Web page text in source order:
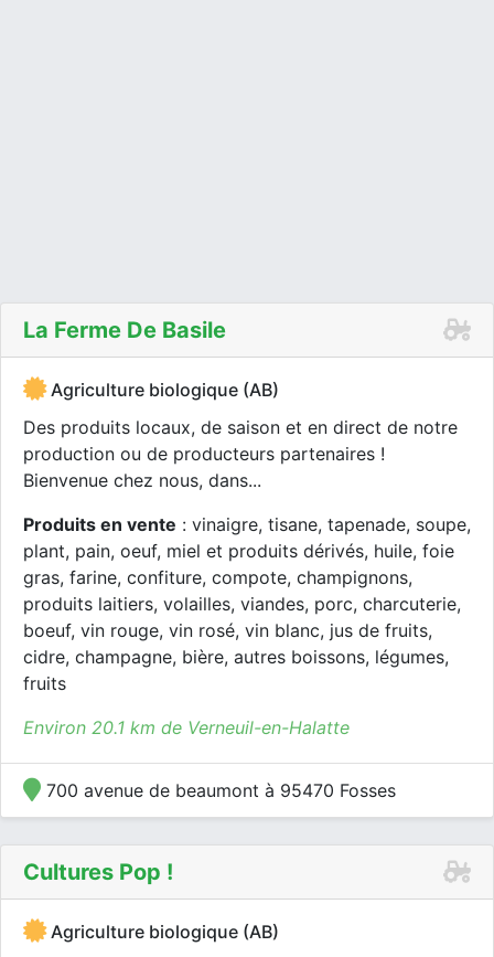
La Ferme De Basile
Agriculture biologique (AB)
Des produits locaux, de saison et en direct de notre
production ou de producteurs partenaires !
Bienvenue chez nous, dans...
Produits en vente : vinaigre, tisane, tapenade, soupe,
plant, pain, oeuf, miel et produits dérivés, huile, foie
gras, farine, confiture, compote, champignons,
produits laitiers, volailles, viandes, porc, charcuterie,
boeuf, vin rouge, vin rosé, vin blanc, jus de fruits,
cidre, champagne, bière, autres boissons, légumes,
fruits
Environ 20.1 km de Verneuil-en-Halatte
700 avenue de beaumont à 95470 Fosses
Cultures Pop !
Agriculture biologique (AB)